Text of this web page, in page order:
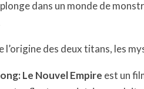
dans un monde de
l’origine des deux titans, les
Le Nouvel Empire est un